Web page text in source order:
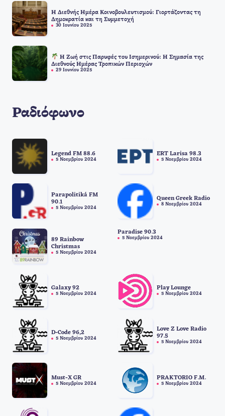
Η Διεθνής Ημέρα Κοινοβουλευτισμού: Γιορτάζοντας τη
Δημοκρατία και τη Συμμετοχή
30 Ιουνίου 2025
Η Ζωή στις Παρυφές του Ισημερινού: Η Σημασία της
Διεθνούς Ημέρας Τροπικών Περιοχών
29 Ιουνίου 2025
Ραδιόφωνο
Legend FM 88.6
5 Νοεμβρίου 2024
ERT Larisa 98.3
5 Νοεμβρίου 2024
Parapolitiká FM
90.1
5 Νοεμβρίου 2024
Queen Greek Radio
8 Νοεμβρίου 2024
89 Rainbow
Christmas
5 Νοεμβρίου 2024
Paradise 90.3
5 Νοεμβρίου 2024
Galaxy 92
5 Νοεμβρίου 2024
Play Lounge
5 Νοεμβρίου 2024
D-Code 96,2
5 Νοεμβρίου 2024
Love Z Love Radio
97.5
5 Νοεμβρίου 2024
Must-X GR
5 Νοεμβρίου 2024
PRAKTORIO F.M.
5 Νοεμβρίου 2024